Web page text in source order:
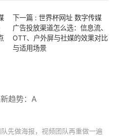
下一篇 : 世界杯网址 数字传媒
广告投放渠道怎么选：信息流、
OTT、户外屏与社媒的效果对比
与适用场景
趋势：A
先做海报，视频团队再重做一遍